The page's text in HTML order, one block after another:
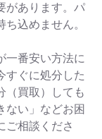
があります。パ
込めません。
一番安い方法に
すぐに処分した
（買取）しても
ない」などお困
ご相談くださ